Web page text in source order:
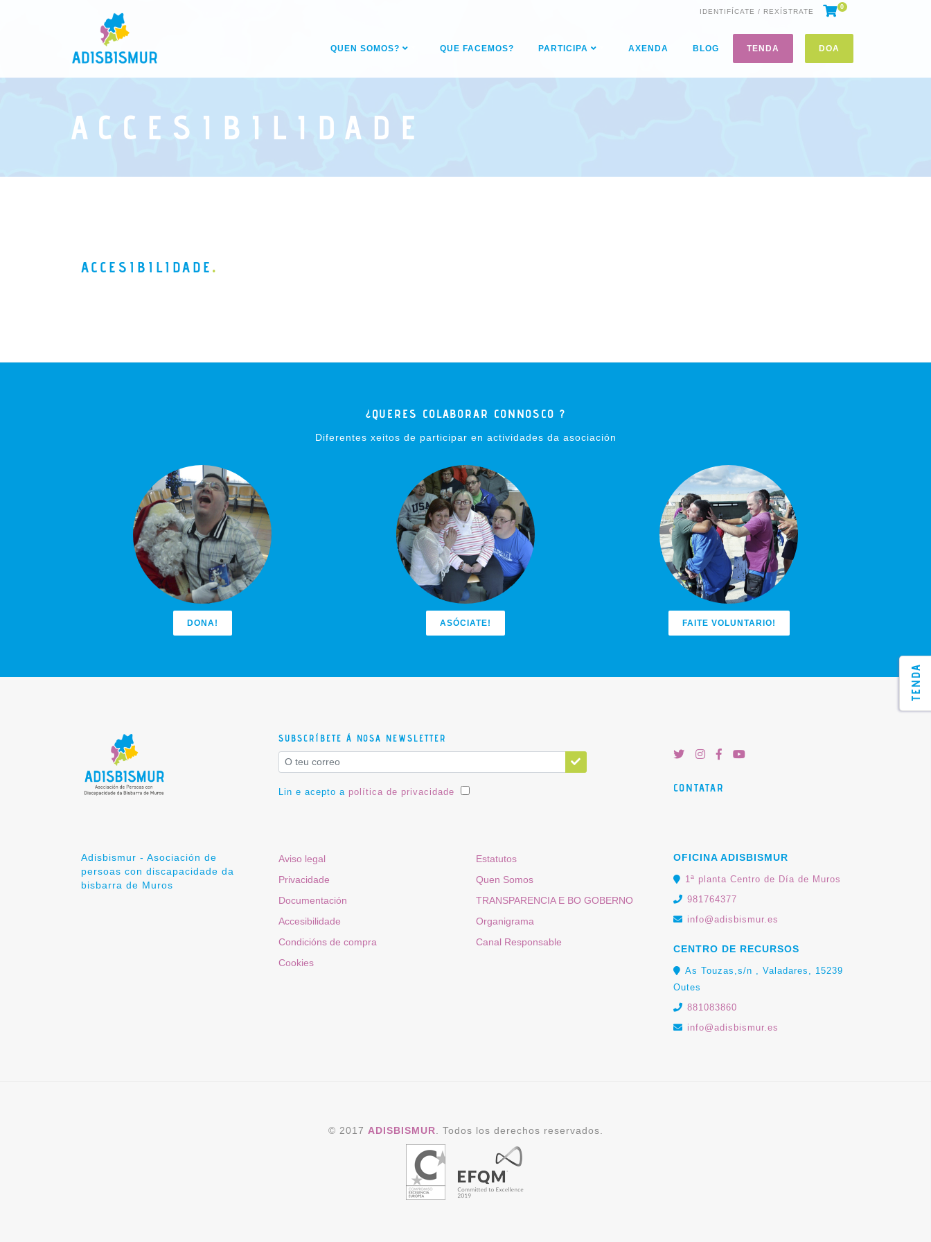
IDENTIFÍCATE / REXÍSTRATE
0
QUEN SOMOS? QUE FACEMOS? PARTICIPA AXENDA BLOG TENDA DOA
TENDA
ACCESIBILIDADE
ACCESIBILIDADE
¿QUERES COLABORAR CONNOSCO ?
Diferentes xeitos de participar en actividades da asociación
DONA! ASÓCIATE! FAITE VOLUNTARIO!
SUBSCRÍBETE Á NOSA NEWSLETTER
Lin e acepto a política de privacidade CONTATAR
Adisbismur - Asociación de
persoas con discapacidade da
bisbarra de Muros
Aviso legal
Privacidade
Documentación
Accesibilidade
Condicións de compra
Cookies
Estatutos
Quen Somos
TRANSPARENCIA E BO GOBERNO
Organigrama
Canal Responsable
OFICINA ADISBISMUR
1ª planta Centro de Día de Muros
981764377
info@adisbismur.es
CENTRO DE RECURSOS
As Touzas,s/n , Valadares, 15239
Outes
881083860
info@adisbismur.es
© 2017 ADISBISMUR . Todos los derechos reservados.